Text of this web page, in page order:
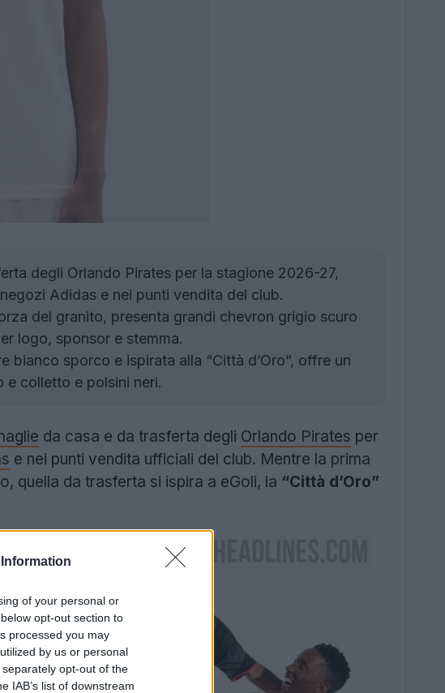
of your personal or
opt-out section to
processed you may
by us or personal
opt-out of the
IAB’s list of downstream
degli Orlando Pirates per la stagione 2026-27,
Adidas e nei punti vendita del club.
del granito, presenta grandi chevron grigio scuro
logo, sponsor e stemma.
bianco sporco e ispirata alla “Città d’Oro”, offre un
colletto e polsini neri.
da casa e da trasferta degli Orlando Pirates per
e nei punti vendita ufficiali del club. Mentre la prima
quella da trasferta si ispira a eGoli, la “Città d’Oro”